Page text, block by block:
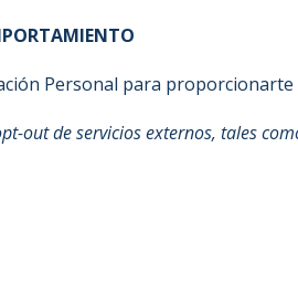
Personal para proporcionarte
out de servicios externos, tales